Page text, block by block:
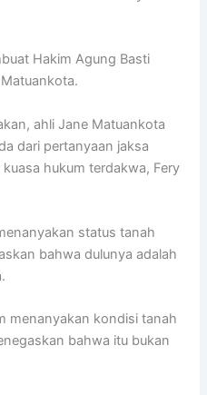
Hakim Agung Basti
ahli Jane Matuankota
dari pertanyaan jaksa
hukum terdakwa, Fery
status tanah
bahwa dulunya adalah
menanyakan kondisi tanah
bahwa itu bukan